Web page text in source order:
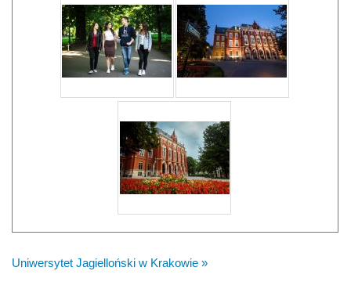
Uniwersytet Jagielloński w Krakowie »